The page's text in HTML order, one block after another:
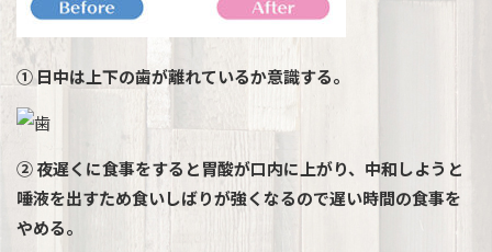
① 日中は上下の歯が離れているか意識する。
② 夜遅くに食事をすると胃酸が口内に上がり、中和しよう と
唾液を出すため食いしばりが強くなるので遅い時間の食事を
やめる。